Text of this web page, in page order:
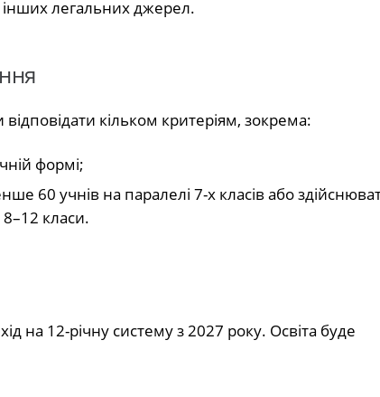
легальних джерел.
кільком критеріям, зокрема:
формі;
60 учнів на паралелі 7-х класів або
класи.
на 12-річну систему з 2027 року. Освіта буде